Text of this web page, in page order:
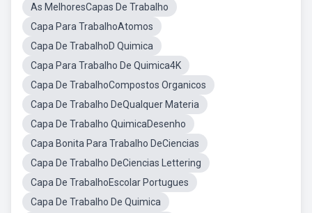
As MelhoresCapas De Trabalho
Capa Para TrabalhoAtomos
Capa De TrabalhoD Quimica
Capa Para Trabalho De Quimica4K
Capa De TrabalhoCompostos Organicos
Capa De Trabalho DeQualquer Materia
Capa De Trabalho QuimicaDesenho
Capa Bonita Para Trabalho DeCiencias
Capa De Trabalho DeCiencias Lettering
Capa De TrabalhoEscolar Portugues
Capa De Trabalho De Quimica